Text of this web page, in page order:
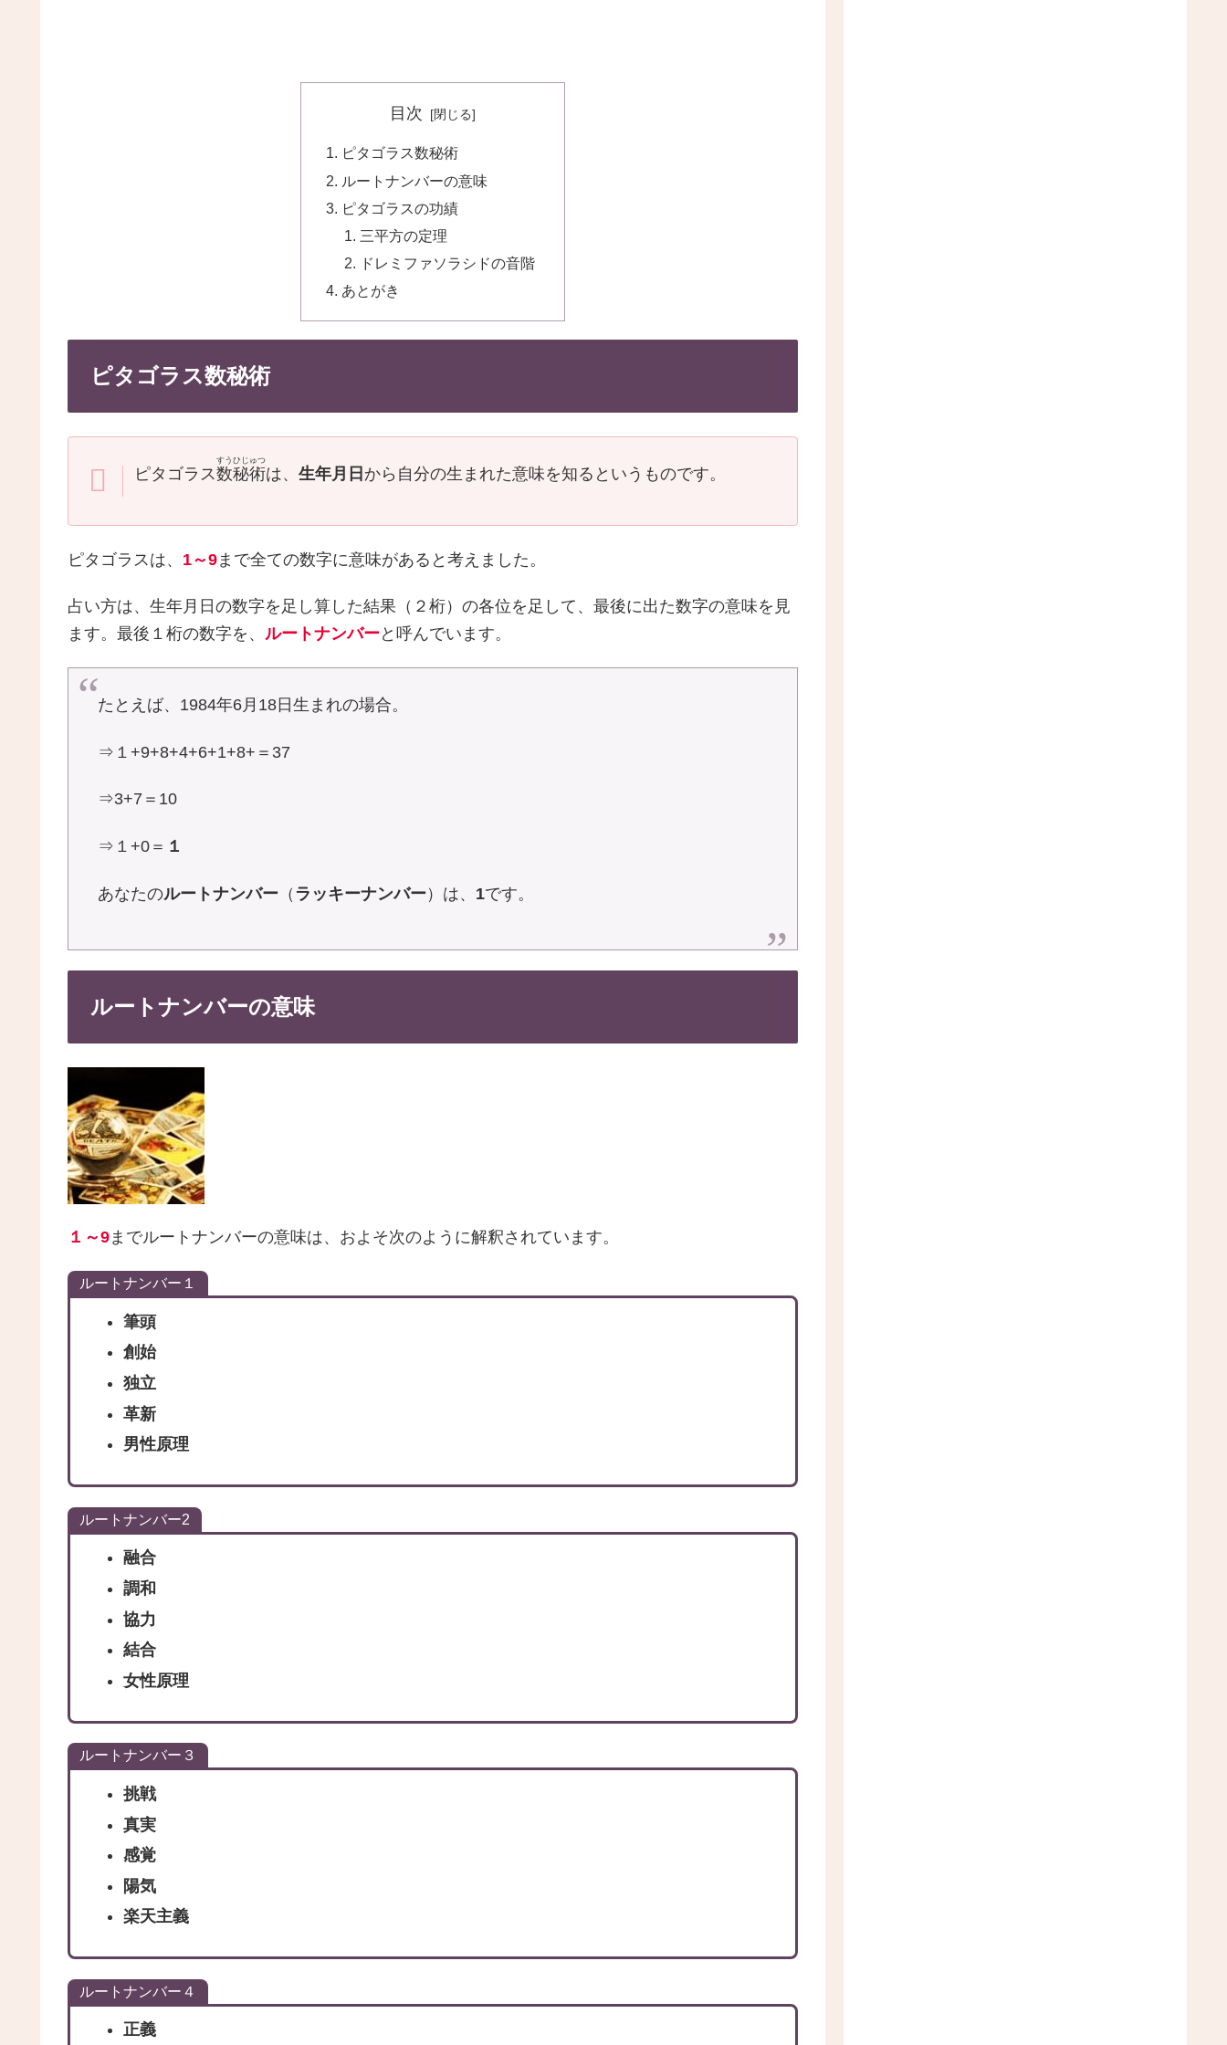
目次
ピタゴラス数秘術
ルートナンバーの意味
ピタゴラスの功績
三平方の定理
ドレミファソラシドの音階
あとがき
ピタゴラス数秘術
ピタゴラス数秘術
すうひじゅつ
は、 生年月日 から自分の生まれた意味を知るというものです。
ピタゴラスは、 1～9 まで全ての数字に意味があると考えました。
占い方は、生年月日の数字を足し算した結果（２桁）の各位を足して、最後に出た数字の意味を見
ます。最後１桁の数字を、 ルートナンバーと呼んでいます。
たとえば、1984年6月18日生まれの場合。
⇒１+9+8+4+6+1+8+＝37
⇒3+7＝10
⇒１+0＝ １
あなたのルートナンバー （ ラッキーナンバー）は、 1です。
ルートナンバーの意味
１～9までルートナンバーの意味は、およそ次のように解釈されています。
ルートナンバー１
筆頭
創始
独立
革新
男性原理
ルートナンバー2
融合
調和
協力
結合
女性原理
ルートナンバー３
挑戦
真実
感覚
陽気
楽天主義
ルートナンバー４
正義